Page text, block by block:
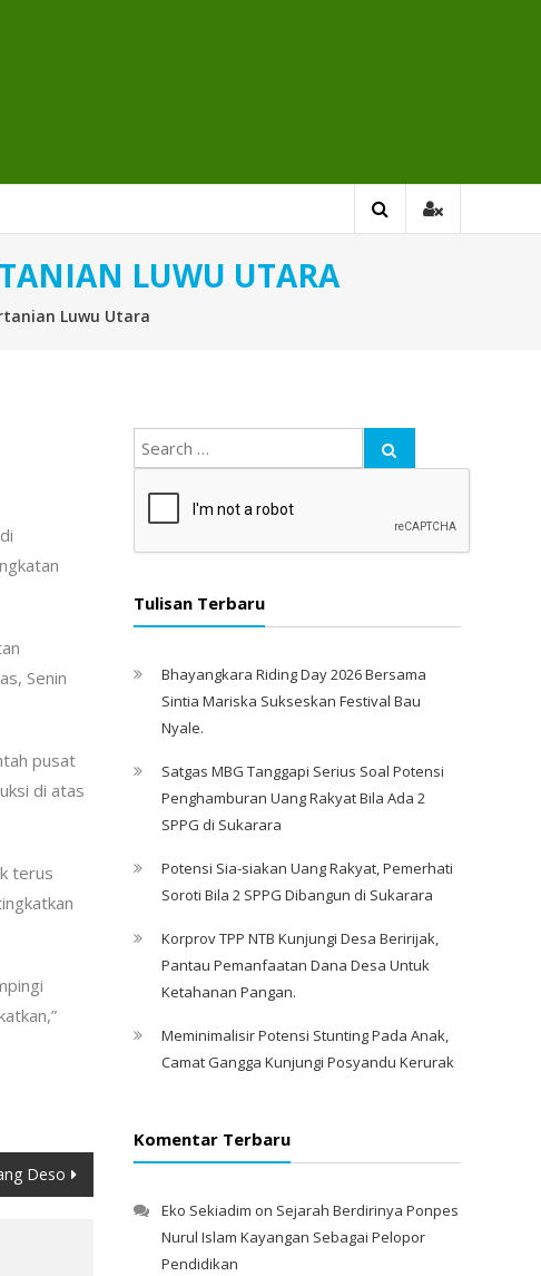
LUWU UTARA
Luwu Utara
Senin
pusat
di atas
terus
Deso
Tulisan Terbaru
Bhayangkara Riding Day 2026 Bersama
Sintia Mariska Sukseskan Festival Bau
Nyale. ‎
Satgas MBG Tanggapi Serius Soal Potensi
Penghamburan Uang Rakyat Bila Ada 2
SPPG di Sukarara
Potensi Sia-siakan Uang Rakyat, Pemerhati
Soroti Bila 2 SPPG Dibangun di Sukarara
Korprov TPP NTB Kunjungi Desa Beririjak,
Pantau Pemanfaatan Dana Desa Untuk
Ketahanan Pangan.
Meminimalisir Potensi Stunting Pada Anak,
Camat Gangga Kunjungi Posyandu Kerurak
Komentar Terbaru
Eko Sekiadim on Sejarah Berdirinya Ponpes
Nurul Islam Kayangan Sebagai Pelopor
Pendidikan